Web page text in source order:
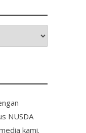
NUSDA
kami.